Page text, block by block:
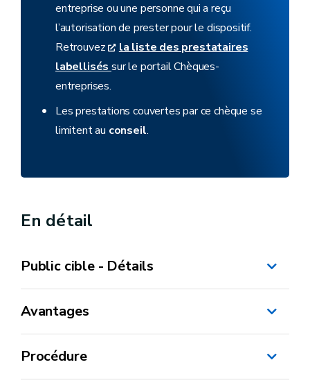
entreprise ou une personne qui a reçu
l’autorisation de prester pour le dispositif.
Retrouvez
la liste des prestataires
labelliséssur le portail Chèques-
entreprises.
Les prestations couvertes par ce chèque se
limitent au conseil.
En détail
Public cible - Détails
Avantages
Procédure